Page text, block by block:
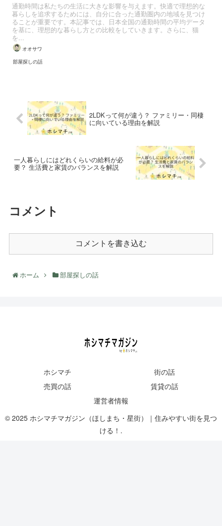
通勤時間は私たちの生活に大きな影響を与えます。快適で理想的な
暮らしを追求するためには、自分に合った通勤圏内の地域を見つけ
ることが重要です。本記事では、日本全国の通勤時間の平均データ
を基に、理想的な暮らし方との比較をしていきます。さらに、猫
を...
オオサワ
部屋探しの話
2LDKって何が違う？ ファミリー・同棲
に向いている理由を解説
一人暮らしにはどれくらいの給料が必
要？ 生活費と家賃のバランスを解説
コメント
コメントを書き込む
ホーム 部屋探しの話
ホシマチ
街の話
売買の話
賃貸の話
運営者情報
© 2025 ホシマチマガジン（ほしまち・星街）｜住みやすい街を見つ
ける！.